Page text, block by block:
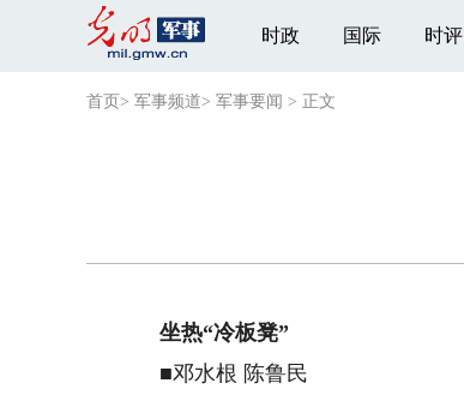
时政 国际 时评
首页 > 军事频道> 军事要闻 > 正文
坐热“冷板凳”
■邓水根 陈鲁民